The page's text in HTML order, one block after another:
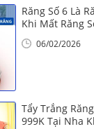
Răng Số 6 Là
Khi Mất Răng
06/02/2026
Tẩy Trắng
999K Tại Nha